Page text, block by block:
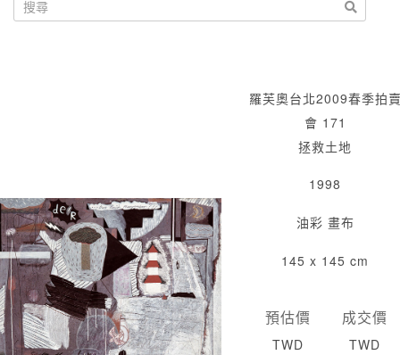
羅芙奧台北2009春季拍
會 171
拯救土地
1998
油彩 畫布
145 x 145 cm
預估價
TWD
成交價
TWD